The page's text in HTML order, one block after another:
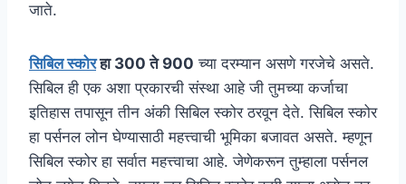
जाते.
सिबिल स्कोरहा 300 ते 900 च्या दरम्यान असणे गरजेचे असते.
सिबिल ही एक अशा प्रकारची संस्था आहे जी तुमच्या कर्जाचा
इतिहास तपासून तीन अंकी सिबिल स्कोर ठरवून देते. सिबिल स्कोर
हा पर्सनल लोन घेण्यासाठी महत्त्वाची भूमिका बजावत असते. म्हणून
सिबिल स्कोर हा सर्वात महत्त्वाचा आहे. जेणेकरून तुम्हाला पर्सनल